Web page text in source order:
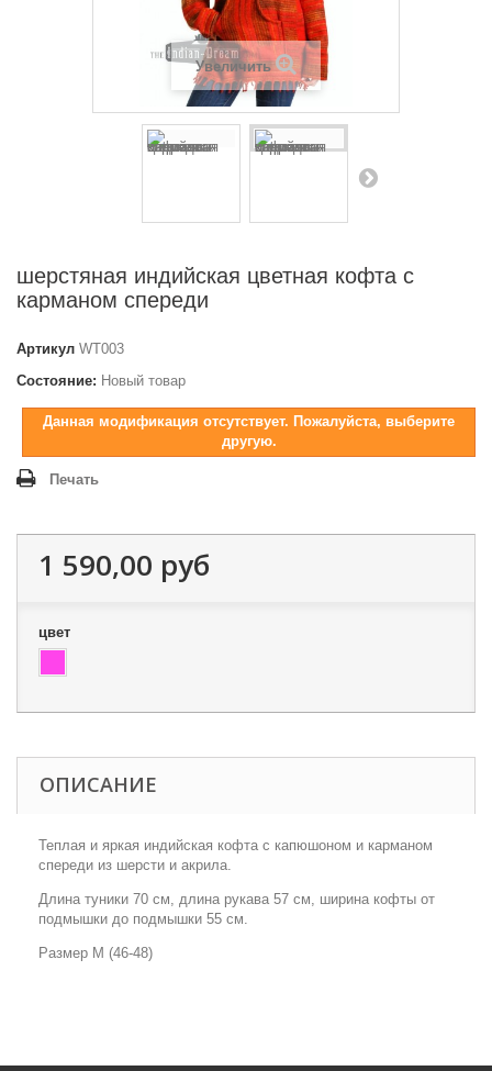
Увеличить
шерстяная индийская цветная кофта с
карманом спереди
Артикул WT003
Состояние: Новый товар
Данная модификация отсутствует. Пожалуйста, выберите
другую.
Печать
1 590,00 руб
цвет
ОПИСАНИЕ
Теплая и яркая индийская кофта с капюшоном и карманом
спереди из шерсти и акрила.
Длина туники 70 см, длина рукава 57 см, ширина кофты от
подмышки до подмышки 55 см.
Размер М (46-48)